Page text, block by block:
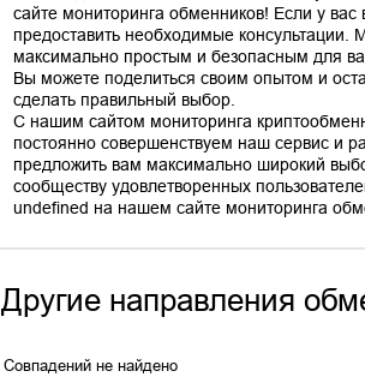
сайте мониторинга обменников! Если у
предоставить необходимые
максимально простым и безопасным для
Вы можете поделиться своим опытом и
сделать правильный выбор.
С нашим сайтом мониторинга
постоянно совершенствуем наш сервис и
предложить вам максимально широкий
сообществу удовлетворенных
Другие направления
Совпадений не найдено